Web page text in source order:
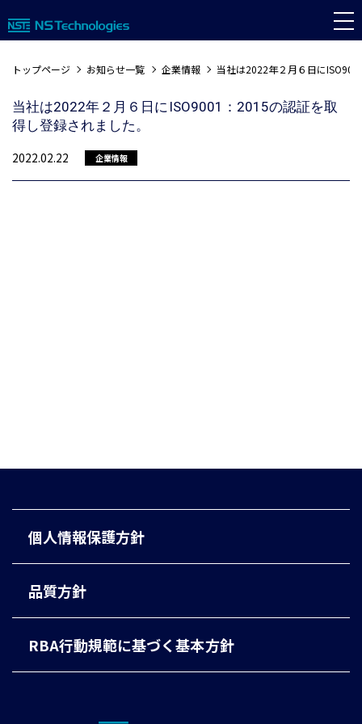
トップページ お知らせ一覧 企業情報 当社は2022年２月６日に
当社は2022年２月６日にISO9001：2015の認証を取
得し登録されました。
2022.02.22
企業情報
個人情報保護方針
品質方針
RBA行動規範に基づく基本方針